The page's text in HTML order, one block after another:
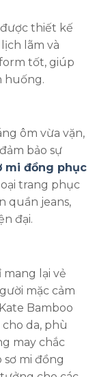
được thiết kế
lãm và
tốt, giúp
huống.
ôm vừa vặn,
bảo sự
mi đồng phục
trang phục
quần jeans,
đại.
mang lại vẻ
mặc cảm
Bamboo
da, phù
may chắc
mi đồng